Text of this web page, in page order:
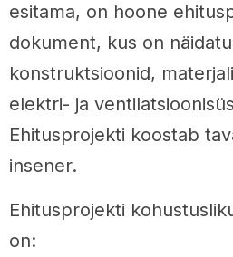
esitama, on hoone
dokument, kus on
konstruktsioonid,
elektri- ja
Ehitusprojekti koostab
insener.
Ehitusprojekti
on: